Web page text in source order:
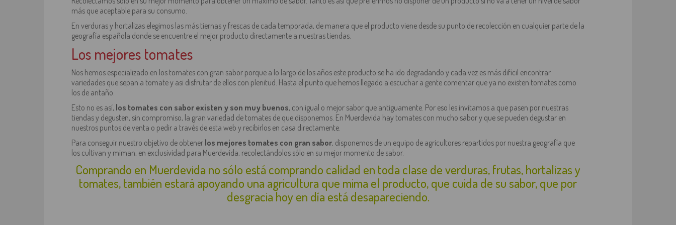
más que aceptable para su consumo.
En verduras y hortalizas elegimos las más tiernas y frescas de cada temporada, de manera que el producto viene desde su punto de recolección en cualquier parte de la
geografía española donde se encuentre el mejor producto directamente a nuestras tiendas.
Los mejores tomates
Nos hemos especializado en los tomates con gran sabor porque a lo largo de los años este producto se ha ido degradando y cada vez es más difícil encontrar
variedades que sepan a tomate y asi disfrutar de ellos con plenitud. Hasta el punto que hemos llegado a escuchar a gente comentar que ya no existen tomates como
los de antaño.
Esto no es así, los tomates con sabor existen y son muy buenos, con igual o mejor sabor que antiguamente. Por eso les invitamos a que pasen por nuestras
tiendas y degusten, sin compromiso, la gran variedad de tomates de que disponemos. En Muerdevida hay tomates con mucho sabor y que se pueden degustar en
nuestros puntos de venta o pedir a través de esta web y recibirlos en casa directamente.
Para conseguir nuestro objetivo de obtener los mejores tomates con gran sabor, disponemos de un equipo de agricultores repartidos por nuestra geografía que
los cultivan y miman, en exclusividad para Muerdevida, recolectándolos sólo en su mejor momento de sabor.
Comprando en Muerdevida no sólo está comprando calidad en toda clase de verduras, frutas, hortalizas y
tomates, también estará apoyando una agricultura que mima el producto, que cuida de su sabor, que por
desgracia hoy en día está desapareciendo.